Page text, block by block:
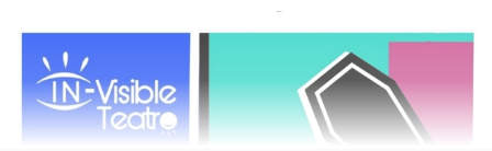
Eventos disponibles en el